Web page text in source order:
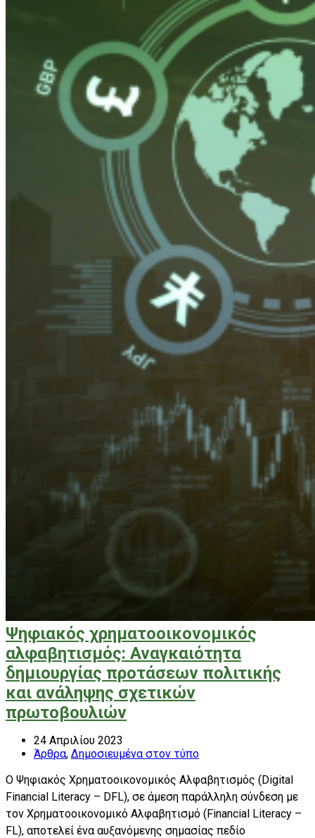
Ο κύκλος του χρήματος
Κερδίζω
Καταναλώνω
Αποταμιεύω
Ασφαλίζομαι
Επενδύω
Δανείζομαι
Δωρίζω
Ψηφιακός χρηματοοικονομικός
αλφαβητισμός: Αναγκαιότητα
δημιουργίας προτάσεων πολιτικής
και ανάληψης σχετικών
πρωτοβουλιών
24 Απριλίου 2023
Άρθρα, Δημοσιευμένα στον τύπο
Ο Ψηφιακός Χρηματοοικονομικός Αλφαβητισμός (Digital
Financial Literacy – DFL), σε άμεση παράλληλη σύνδεση με
τον Χρηματοοικονομικό Αλφαβητισμό (Financial Literacy –
FL), αποτελεί ένα αυξανόμενης σημασίας πεδίο